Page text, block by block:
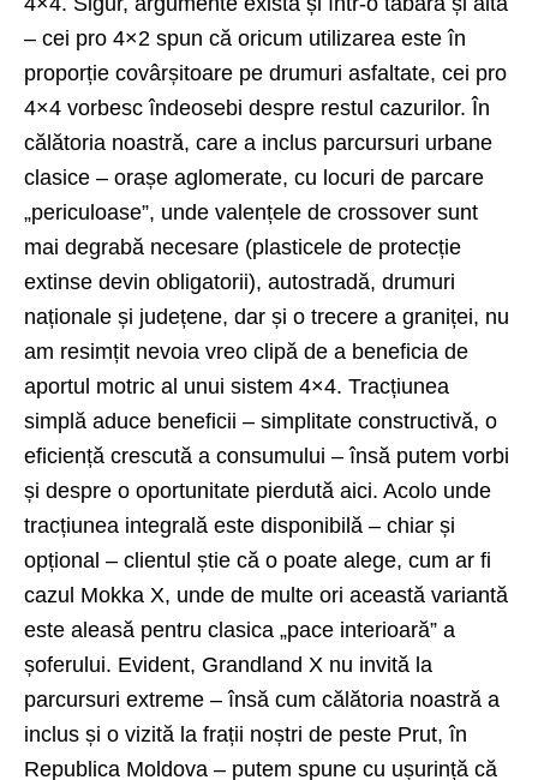
– cei pro 4×2 spun că oricum utilizarea este în
proporție covârșitoare pe drumuri asfaltate, cei pro
4×4 vorbesc îndeosebi despre restul cazurilor. În
călătoria noastră, care a inclus parcursuri urbane
clasice – orașe aglomerate, cu locuri de parcare
„periculoase”, unde valențele de crossover sunt
mai degrabă necesare (plasticele de protecție
extinse devin obligatorii), autostradă, drumuri
naționale și județene, dar și o trecere a graniței, nu
am resimțit nevoia vreo clipă de a beneficia de
aportul motric al unui sistem 4×4. Tracțiunea
simplă aduce beneficii – simplitate constructivă, o
eficiență crescută a consumului – însă putem vorbi
și despre o oportunitate pierdută aici. Acolo unde
tracțiunea integrală este disponibilă – chiar și
opțional – clientul știe că o poate alege, cum ar fi
cazul Mokka X, unde de multe ori această variantă
este aleasă pentru clasica „pace interioară” a
șoferului. Evident, Grandland X nu invită la
parcursuri extreme – însă cum călătoria noastră a
inclus și o vizită la frații noștri de peste Prut, în
Republica Moldova – putem spune cu ușurință că